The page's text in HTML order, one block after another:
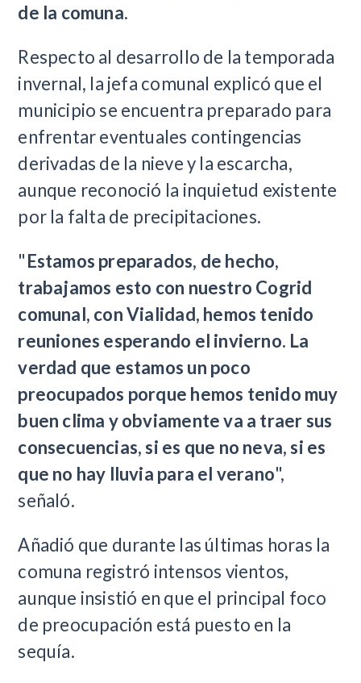
de la comuna.
Respecto al desarrollo de la temporada
invernal, la jefa comunal explicó que el
municipio se encuentra preparado para
enfrentar eventuales contingencias
derivadas de la nieve y la escarcha,
aunque reconoció la inquietud existente
por la falta de precipitaciones.
"Estamos preparados, de hecho,
trabajamos esto con nuestro Cogrid
comunal, con Vialidad, hemos tenido
reuniones esperando el invierno. La
verdad que estamos un poco
preocupados porque hemos tenido muy
buen clima y obviamente va a traer sus
consecuencias, si es que no neva, si es
que no hay lluvia para el verano",
señaló.
Añadió que durante las últimas horas la
comuna registró intensos vientos,
aunque insistió en que el principal foco
de preocupación está puesto en la
sequía.